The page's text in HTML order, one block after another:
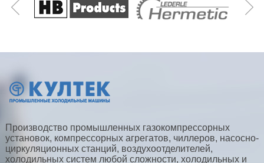
Производство промышленных газокомпрессорных
установок, компрессорных агрегатов, чиллеров, насосно-
циркуляционных станций, воздухоотделителей,
холодильных систем любой сложности, холодильных и